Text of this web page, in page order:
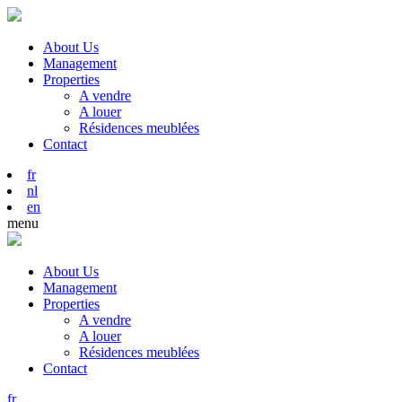
About Us
Management
Properties
A vendre
A louer
Résidences meublées
Contact
fr
nl
en
menu
About Us
Management
Properties
A vendre
A louer
Résidences meublées
Contact
fr